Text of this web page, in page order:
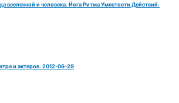
вселенной и человека. Йога Ритма Уместости Действий.
и актеров. 2012-06-29